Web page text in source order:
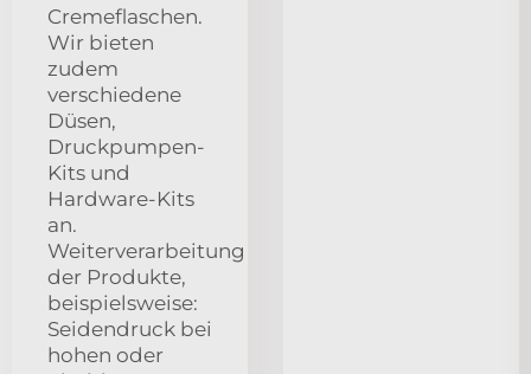
Cremeflaschen.
Wir bieten
zudem
verschiedene
Düsen,
Druckpumpen-
Kits und
Hardware-Kits
an.
Weiterverarbeitung
der Produkte,
beispielsweise:
Seidendruck bei
hohen oder